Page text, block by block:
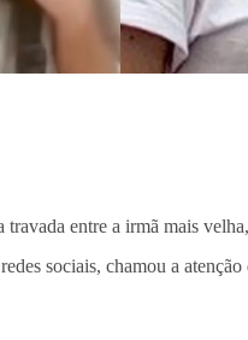
entre a irmã mais velha,
sociais, chamou a